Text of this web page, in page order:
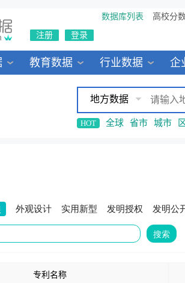
数据库列表 高校分
注册 登录
教育数据 行业数据 企
地方数据
HOT 全球 省市 城市
外观设计 实用新型 发明授权 发明公
搜索
专利名称